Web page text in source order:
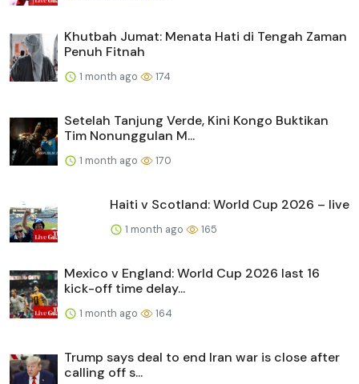
Khutbah Jumat: Menata Hati di Tengah Zaman
Penuh Fitnah
1 month ago 174
Setelah Tanjung Verde, Kini Kongo Buktikan
Tim Nonunggulan M...
1 month ago 170
Haiti v Scotland: World Cup 2026 – live
1 month ago 165
Mexico v England: World Cup 2026 last 16
kick-off time delay...
1 month ago 164
Trump says deal to end Iran war is close after
calling off s...